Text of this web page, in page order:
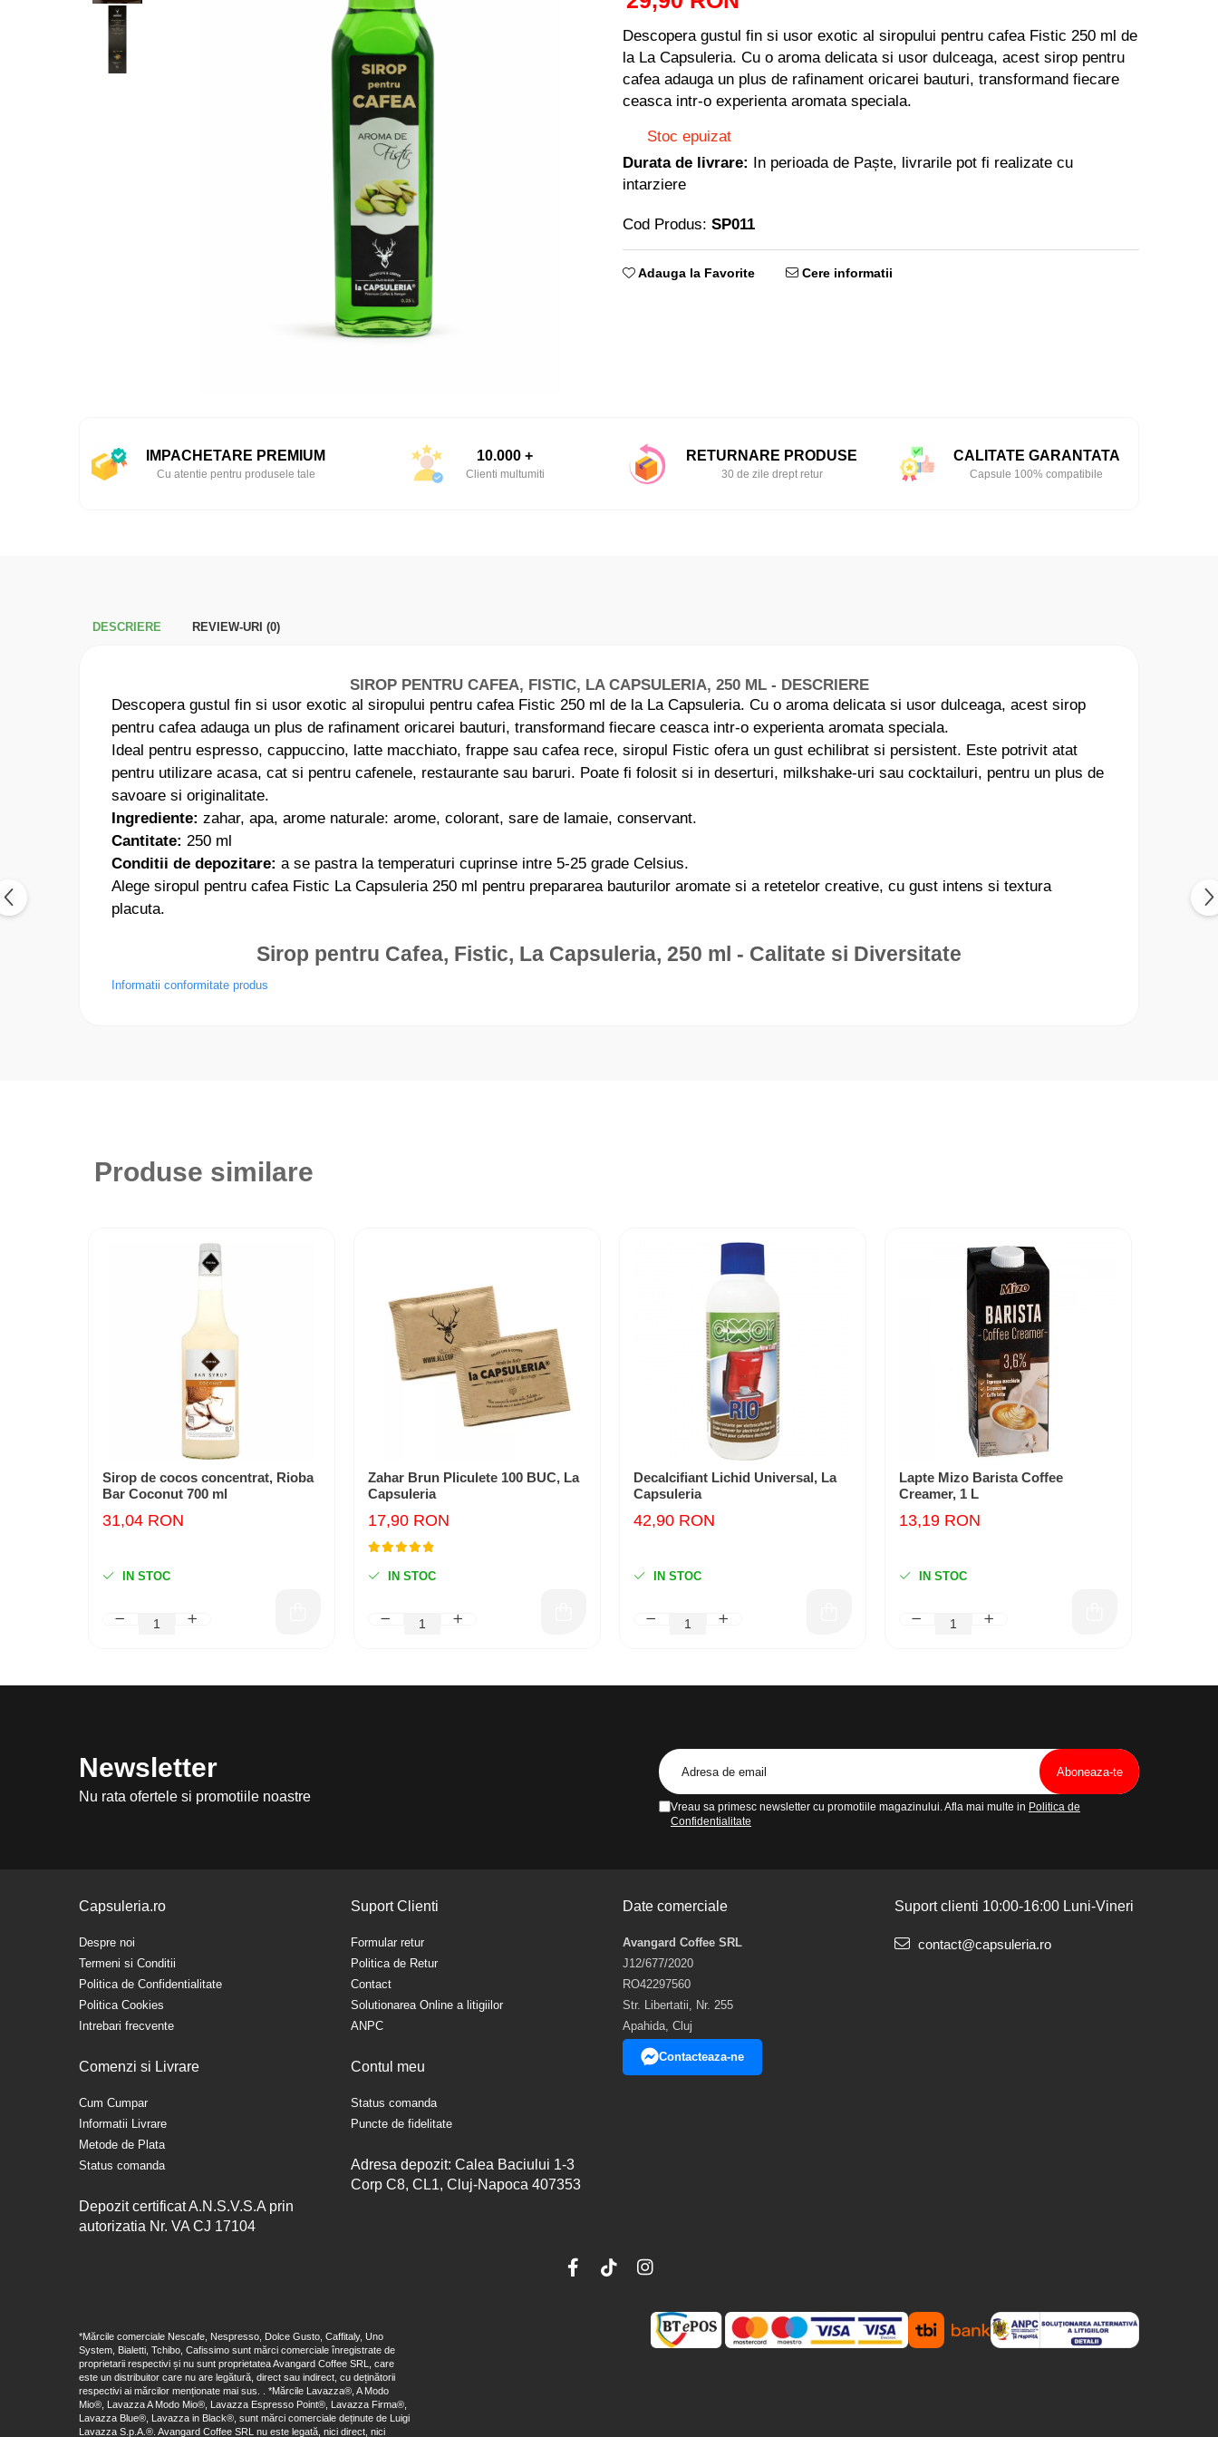
Capsule compatibile Uno System
Capsule compatibile Caffitaly
PADURI CAFEA & MONODOZE
Descopera gustul fin si usor exotic al siropului pentru cafea Fistic 250 ml de
la La Capsuleria. Cu o aroma delicata si usor dulceaga, acest sirop pentru
cafea adauga un plus de rafinament oricarei bauturi, transformand fiecare
ceasca intr-o experienta aromata speciala.
Stoc epuizat
Durata de livrare: In perioada de Paște, livrarile pot fi realizate cu
intarziere
Cod Produs: SP011
Adauga la Favorite Cere informatii
IMPACHETARE PREMIUM
Cu atentie pentru produsele tale
10.000 +
Clienti multumiti
RETURNARE PRODUSE
30 de zile drept retur
CALITATE GARANTATA
Capsule 100% compatibile
DESCRIERE REVIEW-URI (0)
SIROP PENTRU CAFEA, FISTIC, LA CAPSULERIA, 250 ML - DESCRIERE
Descopera gustul fin si usor exotic al siropului pentru cafea Fistic 250 ml de la La Capsuleria. Cu o aroma delicata si usor dulceaga, acest sirop
pentru cafea adauga un plus de rafinament oricarei bauturi, transformand fiecare ceasca intr-o experienta aromata speciala.
Ideal pentru espresso, cappuccino, latte macchiato, frappe sau cafea rece, siropul Fistic ofera un gust echilibrat si persistent. Este potrivit atat
pentru utilizare acasa, cat si pentru cafenele, restaurante sau baruri. Poate fi folosit si in deserturi, milkshake-uri sau cocktailuri, pentru un plus de
savoare si originalitate.
Ingrediente: zahar, apa, arome naturale: arome, colorant, sare de lamaie, conservant.
Cantitate: 250 ml
Conditii de depozitare: a se pastra la temperaturi cuprinse intre 5-25 grade Celsius.
Alege siropul pentru cafea Fistic La Capsuleria 250 ml pentru prepararea bauturilor aromate si a retetelor creative, cu gust intens si textura
placuta.
Sirop pentru Cafea, Fistic, La Capsuleria, 250 ml - Calitate si Diversitate
Informatii conformitate produs
Produse similare
Sirop de cocos concentrat, Rioba
Bar Coconut 700 ml
31,04 RON
IN STOC
Zahar Brun Pliculete 100 BUC, La
Capsuleria
17,90 RON
IN STOC
Decalcifiant Lichid Universal, La
Capsuleria
42,90 RON
IN STOC
Lapte Mizo Barista Coffee
Creamer, 1 L
13,19 RON
IN STOC
Newsletter
Nu rata ofertele si promotiile noastre
Vreau sa primesc newsletter cu promotiile magazinului. Afla mai multe in Politica de
Confidentialitate
Capsuleria.ro
Despre noi
Termeni si Conditii
Politica de Confidentialitate
Politica Cookies
Intrebari frecvente
Comenzi si Livrare
Cum Cumpar
Informatii Livrare
Metode de Plata
Status comanda
Depozit certificat A.N.S.V.S.A prin
autorizatia Nr. VA CJ 17104
Suport Clienti
Formular retur
Politica de Retur
Contact
Solutionarea Online a litigiilor
ANPC
Contul meu
Status comanda
Puncte de fidelitate
Adresa depozit: Calea Baciului 1-3
Corp C8, CL1, Cluj-Napoca 407353
Date comerciale
Avangard Coffee SRL
J12/677/2020
RO42297560
Str. Libertatii, Nr. 255
Apahida, Cluj
Contacteaza-ne
Suport clienti 10:00-16:00 Luni-Vineri
contact@capsuleria.ro
*Mărcile comerciale Nescafe, Nespresso, Dolce Gusto, Caffitaly, Uno
System, Bialetti, Tchibo, Cafissimo sunt mărci comerciale înregistrate de
proprietarii respectivi și nu sunt proprietatea Avangard Coffee SRL, care
este un distribuitor care nu are legătură, direct sau indirect, cu deținătorii
respectivi ai mărcilor menționate mai sus. . *Mărcile Lavazza®, A Modo
Mio®, Lavazza A Modo Mio®, Lavazza Espresso Point®, Lavazza Firma®,
Lavazza Blue®, Lavazza in Black®, sunt mărci comerciale deținute de Luigi
Lavazza S.p.A.®. Avangard Coffee SRL nu este legată, nici direct, nici